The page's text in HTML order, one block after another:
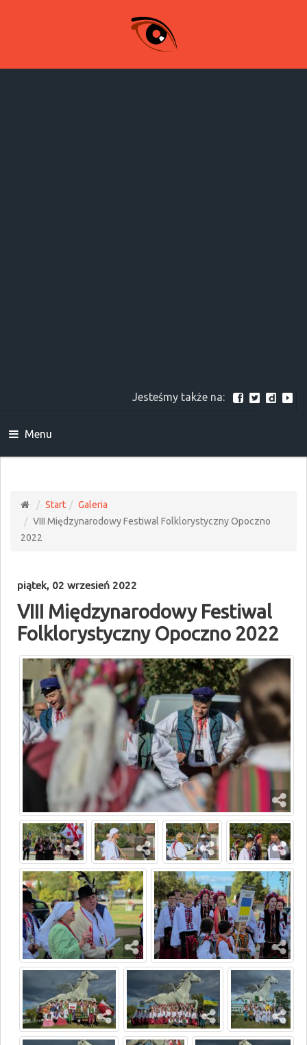
Jesteśmy także na:
Menu
Start
Galeria
VIII Międzynarodowy Festiwal Folklorystyczny Opoczno
2022
piątek, 02 wrzesień 2022
VIII Międzynarodowy Festiwal
Folklorystyczny Opoczno 2022